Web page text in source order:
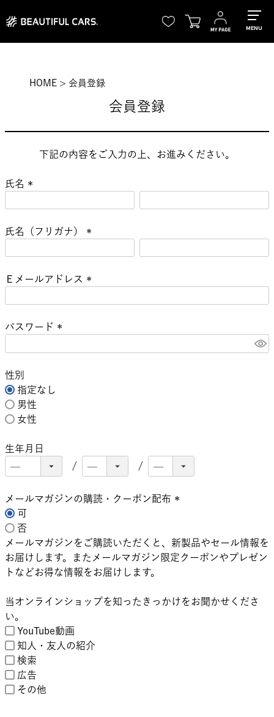
MENU
HOME 会員登録
会員登録
下記の内容をご入力の上、お進みください。
氏名
須
氏名（フリガナ）
須
Ｅメールアドレス
パスワード
性別
指定なし
男性
女性
生年月日
メールマガジンの購読・クーポン配布
須
)
可
否
メールマガジンをご購読いただくと、新製品やセール情報を
お届けします。またメールマガジン限定クーポンやプレゼン
トなどお得な情報をお届けします。
当オンラインショップを知ったきっかけをお聞かせくださ
い。
YouTube動画
知人・友人の紹介
検索
広告
その他